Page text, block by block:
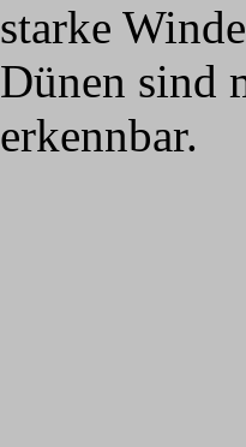
starke
Dünen sind
erkennbar.